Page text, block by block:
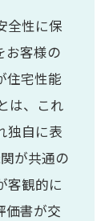
全性に保
お客様の
住宅性能
は、これ
独自に表
が共通の
客観的に
価書が交